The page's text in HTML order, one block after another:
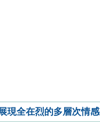
現全在烈的多層次情感